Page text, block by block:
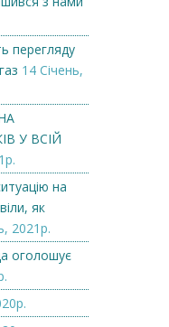
перегляду
14 Січень,
У ВСІЙ
на
як
2021р.
оголошує